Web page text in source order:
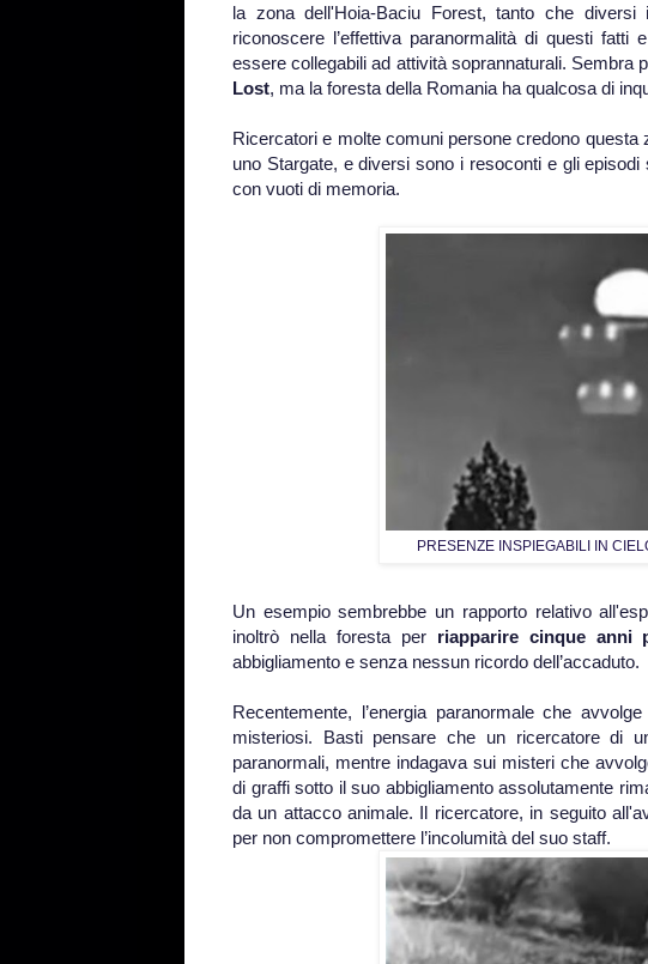
la zona dell'Hoia-Baciu Forest, tanto che
riconoscere l’effettiva paranormalità di questi
essere collegabili ad attività soprannaturali. Sembra
Lost, ma la foresta della Romania ha qualcosa di
Ricercatori e molte comuni persone credono questa
uno Stargate, e diversi sono i resoconti e gli
con vuoti di memoria.
PRESENZE INSPIEGABILI IN
Un esempio sembrebbe un rapporto relativo
inoltrò nella foresta perriapparire cinque anni
abbigliamento e senza nessun ricordo dell’accaduto.
Recentemente, l’energia paranormale che
misteriosi. Basti pensare che un ricercatore di
paranormali, mentre indagava sui misteri che
di graffi sotto il suo abbigliamento assolutamente
da un attacco animale. Il ricercatore, in seguito
per non compromettere l’incolumità del suo staff.